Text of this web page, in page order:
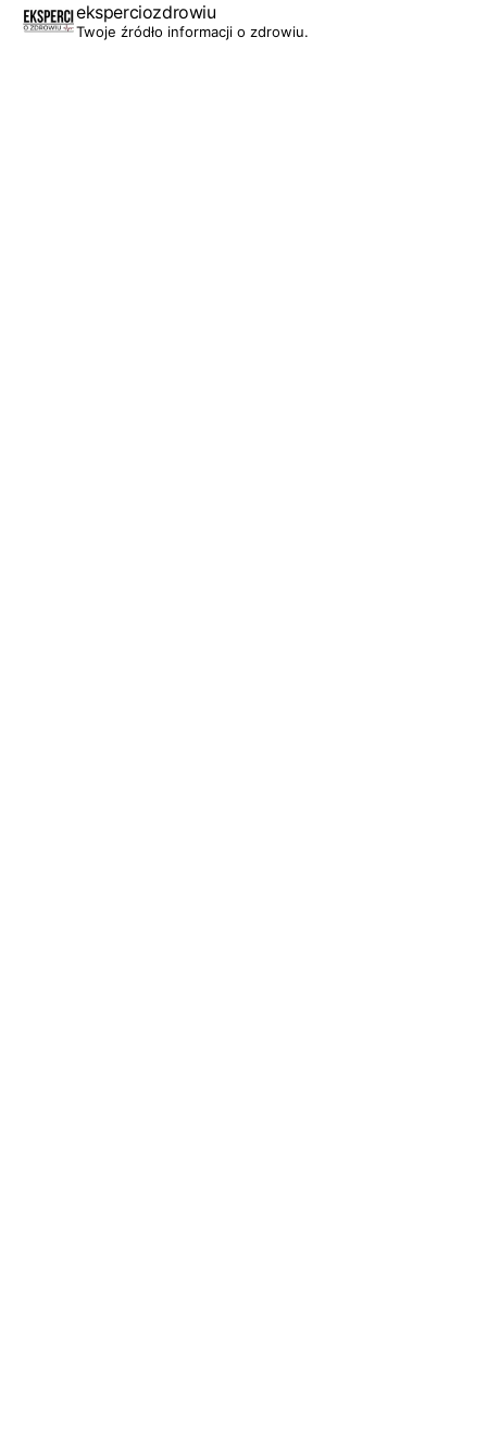
eksperciozdrowiu
Twoje źródło informacji o zdrowiu.